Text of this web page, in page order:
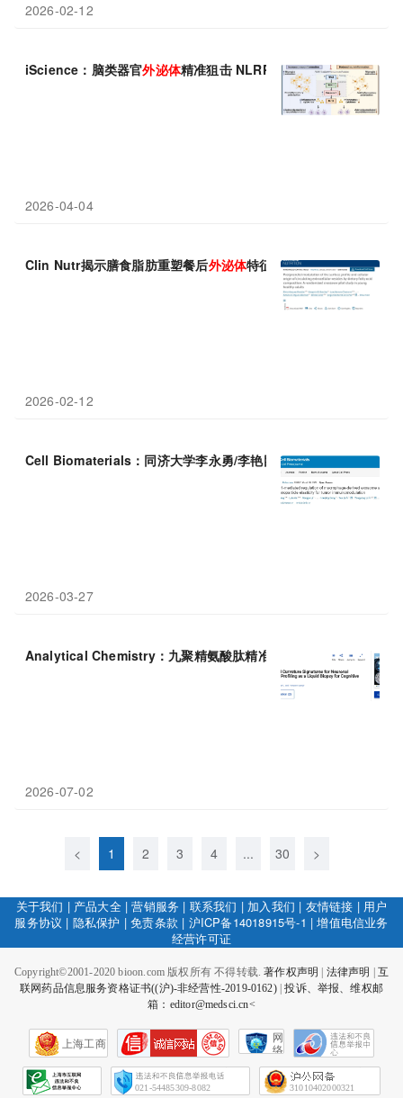
2026-02-12
iScience：脑类器官外泌体精准狙击 NLRP3，为难治性抑郁症带
2026-04-04
Clin Nutr揭示膳食脂肪重塑餐后外泌体特征，为心血管精准预防
2026-02-12
Cell Biomaterials：同济大学李永勇/李艳团队发现纳米力学调控
2026-03-27
Analytical Chemistry：九聚精氨酸肽精准钩住脑源性外泌体 ，开
2026-07-02
< 1 2 3 4 ... 30 >
关于我们 | 产品大全|营销服务 | 联系我们 | 加入我们 | 友情链接 | 用户
服务协议 | 隐私保护 |免责条款 | 沪ICP备14018915号-1 |增值电信业务
经营许可证
Copyright©2001-2020 bioon.com 版权所有 不得转载.著作权声明 法律声明
互
联网药品信息服务资格证书((沪)-非经营性-2019-0162)|投诉、举报、维权邮
箱：editor@medsci.cn<
上海工商
网
络
会
征
021-54485309-8082 31010402000321